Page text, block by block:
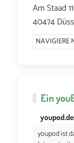
Am Staad 11
40474
NAVIGIERE
Ein
youpod ist